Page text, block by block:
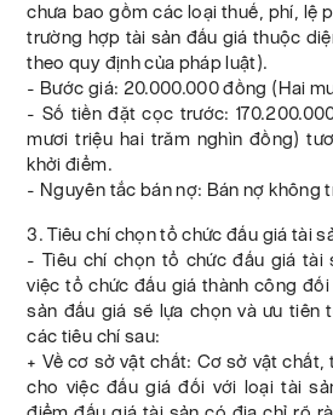
chưa bao gồm các loại thuế, phí, lệ
trường hợp tài sản đấu giá thuộc
theo quy định của pháp luật).
- Bước giá: 20.000.000 đồng (Hai
- Số tiền đặt cọc trước:
mươi triệu hai trăm nghìn đồng)
khởi điểm.
- Nguyên tắc bán nợ: Bán nợ không
3. Tiêu chí chọn tổ chức đấu giá tài
- Tiêu chí chọn tổ chức đấu giá tài
việc tổ chức đấu giá thành công
sản đấu giá sẽ lựa chọn và ưu tiên
các tiêu chí sau:
+ Về cơ sở vật chất: Cơ sở vật
cho việc đấu giá đối với loại tài